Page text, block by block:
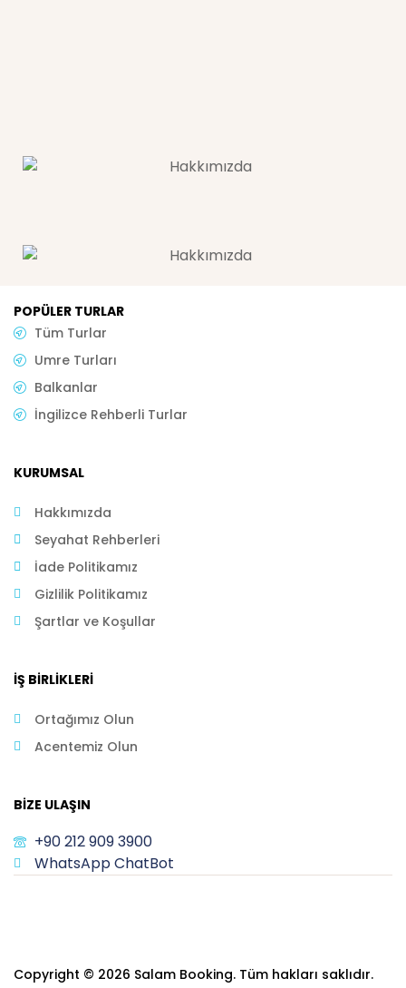
POPÜLER TURLAR
Tüm Turlar
Umre Turları
Balkanlar
İngilizce Rehberli Turlar
KURUMSAL
Hakkımızda
Seyahat Rehberleri
İade Politikamız
Gizlilik Politikamız
Şartlar ve Koşullar
İŞ BIRLIKLERI
Ortağımız Olun
Acentemiz Olun
BIZE ULAŞIN
+90 212 909 3900
WhatsApp ChatBot
Copyright © 2026 Salam Booking. Tüm hakları saklıdır.